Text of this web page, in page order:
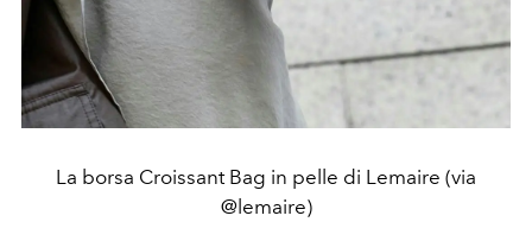
La borsa Croissant Bag in pelle di Lemaire (via
@lemaire)